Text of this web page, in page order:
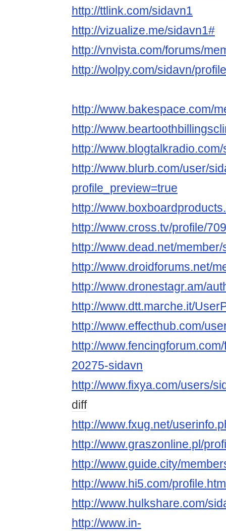
http://ttlink.com/sidavn1
http://vizualize.me/sidavn1#
http://vnvista.com/forums/
http://wolpy.com/sidavn/profile
http://www.bakespace.com/
http://
http://
http://www.blurb.com/user/
profile_preview=true
http://
http://www.cross.tv/profile/
http://www.dead.net/
http://www.droidforums.net/
http://www.dronestagr.am/
http://www.dtt.marche.it/
http://www.effecthub.com/
http://
20275-sidavn
http://www.fixya.com/users/
diff
http://www.fxug.net/
http://www.graszonline.pl/
http://www.guide.city/
http://www.hi5.com/
http://www.hulkshare.com/
http://www.in-